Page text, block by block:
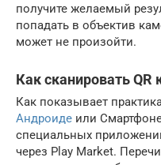
получите желаемый
попадать в объектив
может не произойти.
Как сканировать
Как показывает
Андроиде или
специальных
через Play Market.